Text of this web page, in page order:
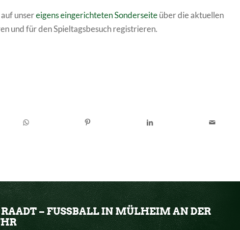
auf unsereigens eingerichteten Sonderseiteüber die aktuellen
und für den Spieltagsbesuch registrieren.
RAADT – FUSSBALL IN MÜLHEIM AN DER